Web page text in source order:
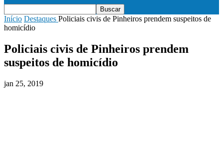
Início Destaques Policiais civis de Pinheiros prendem suspeitos de
homicídio
Policiais civis de Pinheiros prendem
suspeitos de homicídio
jan 25, 2019